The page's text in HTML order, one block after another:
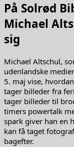
På Solrød
Michael
sig
Michael Altschul,
udenlandske
5. maj vise,
tager billeder fra
tager billeder til
timers powertalk
spark giver han en
kan få taget
bagefter.